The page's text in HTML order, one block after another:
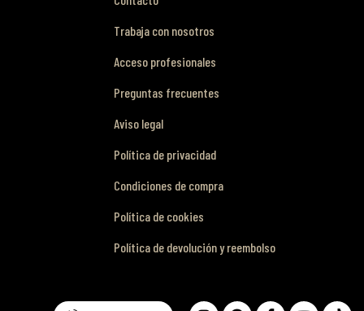
Trabaja con nosotros
Acceso profesionales
Preguntas frecuentes
Aviso legal
Política de privacidad
Condiciones de compra
Política de cookies
Política de devolución y reembolso